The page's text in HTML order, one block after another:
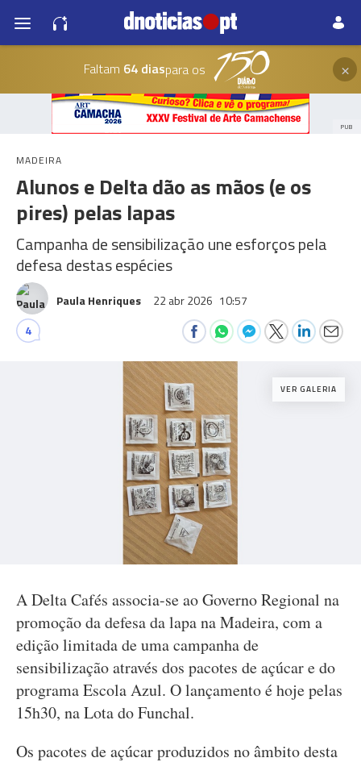
Faltam 64 diaspara os ×
PUB
MADEIRA
Alunos e Delta dão as mãos (e os
pires) pelas lapas
Campanha de sensibilização une esforços pela
defesa destas espécies
Paula Henriques 22 abr 2026 10:57
4
VER GALERIA
A Delta Cafés associa-se ao Governo Regional na
promoção da defesa da lapa na Madeira, com a
edição limitada de uma campanha de
sensibilização através dos pacotes de açúcar e do
programa Escola Azul. O lançamento é hoje pelas
15h30, na Lota do Funchal.
Os pacotes de açúcar produzidos no âmbito desta